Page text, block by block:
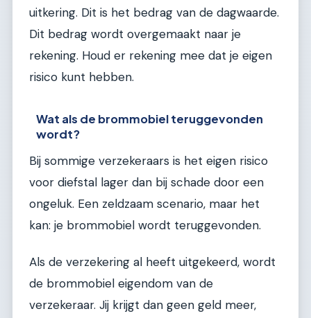
uitkering. Dit is het bedrag van de dagwaarde.
Dit bedrag wordt overgemaakt naar je
rekening. Houd er rekening mee dat je eigen
risico kunt hebben.
Wat als de brommobiel teruggevonden
wordt?
Bij sommige verzekeraars is het eigen risico
voor diefstal lager dan bij schade door een
ongeluk. Een zeldzaam scenario, maar het
kan: je brommobiel wordt teruggevonden.
Als de verzekering al heeft uitgekeerd, wordt
de brommobiel eigendom van de
verzekeraar. Jij krijgt dan geen geld meer,